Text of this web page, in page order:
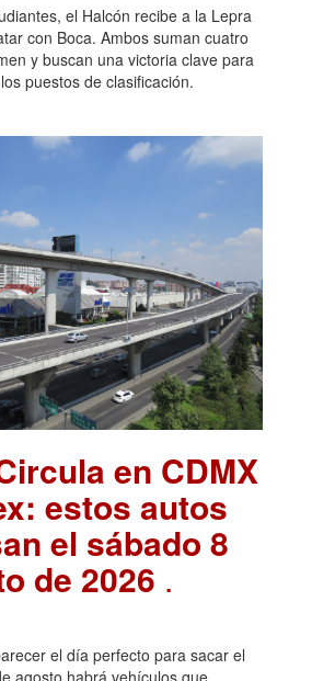
el Halcón recibe a la Lepra
con Boca. Ambos suman cuatro
y buscan una victoria clave para
puestos de clasificación.
en CDMX
estos autos
el sábado 8
de 2026 .
el día perfecto para sacar el
agosto habrá vehículos que